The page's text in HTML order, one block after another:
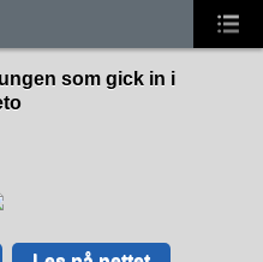
som gick in i